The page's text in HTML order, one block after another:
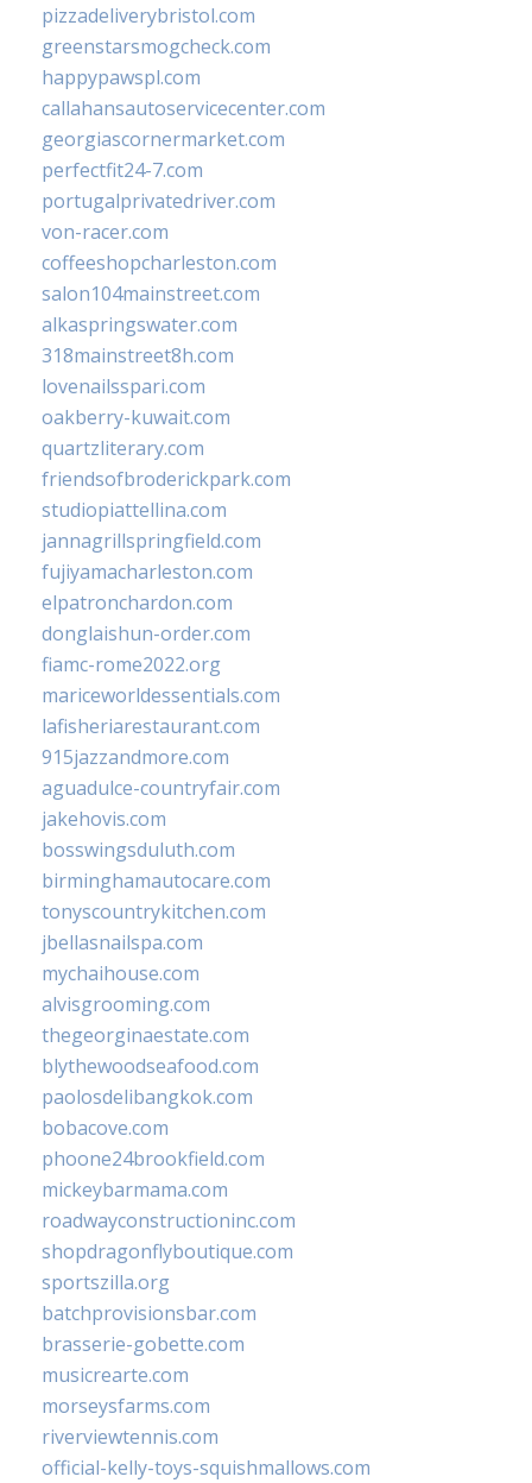
pizzadeliverybristol.com
greenstarsmogcheck.com
happypawspl.com
callahansautoservicecenter.com
georgiascornermarket.com
perfectfit24-7.com
portugalprivatedriver.com
von-racer.com
coffeeshopcharleston.com
salon104mainstreet.com
alkaspringswater.com
318mainstreet8h.com
lovenailsspari.com
oakberry-kuwait.com
quartzliterary.com
friendsofbroderickpark.com
studiopiattellina.com
jannagrillspringfield.com
fujiyamacharleston.com
elpatronchardon.com
donglaishun-order.com
fiamc-rome2022.org
mariceworldessentials.com
lafisheriarestaurant.com
915jazzandmore.com
aguadulce-countryfair.com
jakehovis.com
bosswingsduluth.com
birminghamautocare.com
tonyscountrykitchen.com
jbellasnailspa.com
mychaihouse.com
alvisgrooming.com
thegeorginaestate.com
blythewoodseafood.com
paolosdelibangkok.com
bobacove.com
phoone24brookfield.com
mickeybarmama.com
roadwayconstructioninc.com
shopdragonflyboutique.com
sportszilla.org
batchprovisionsbar.com
brasserie-gobette.com
musicrearte.com
morseysfarms.com
riverviewtennis.com
official-kelly-toys-squishmallows.com